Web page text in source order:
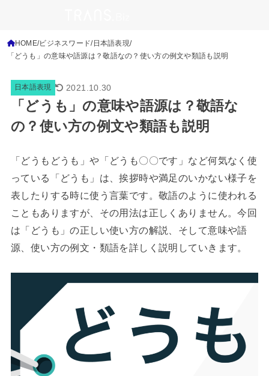
HOME ビジネスワード 日本語表現
「どうも」の意味や語源は？敬語なの？使い方の例文や類語も説明
日本語表現 2021.10.30
「どうも」の意味や語源は？敬語な
の？使い方の例文や類語も説明
「どうもどうも」や「どうも〇〇です」など何気なく使
っている「どうも」は、挨拶時や満足のいかない様子を
表したりする時に使う言葉です。敬語のように使われる
こともありますが、その用法は正しくありません。今回
は「どうも」の正しい使い方の解説、そして意味や語
源、使い方の例文・類語を詳しく説明していきます。